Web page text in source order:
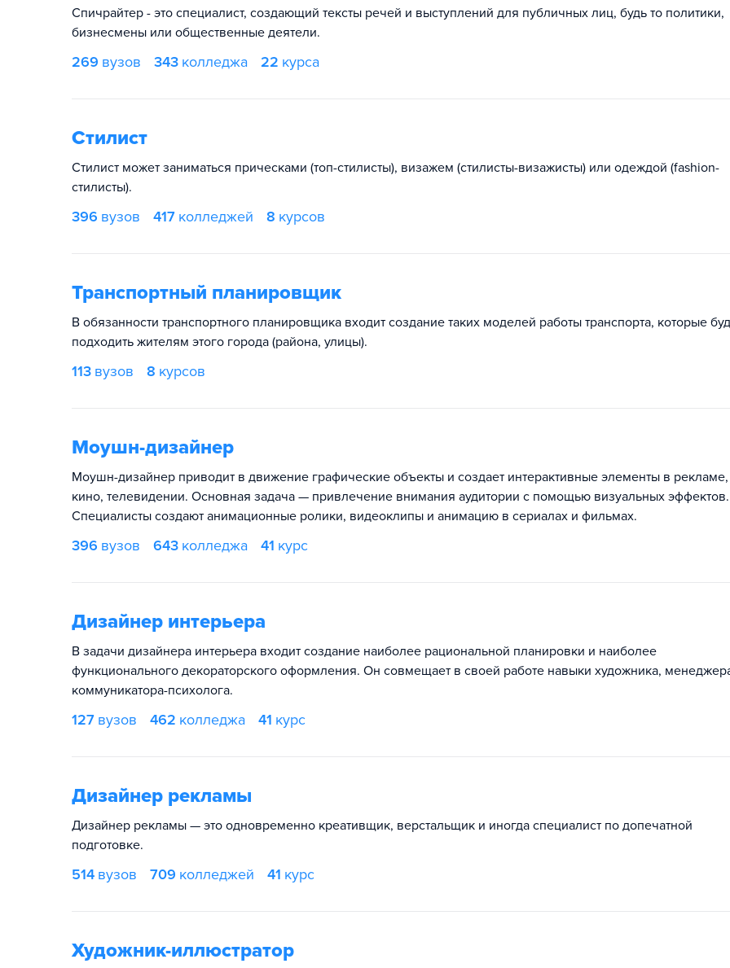
Спичрайтер - это специалист, создающий тексты речей и выступлений для публичных лиц, будь то политики,
бизнесмены или общественные деятели.
269 вузов 343 колледжа 22 курса
Стилист
Стилист может заниматься прическами (топ-стилисты), визажем (стилисты-визажисты) или одеждой (fashion-
стилисты).
396 вузов 417 колледжей 8 курсов
Транспортный планировщик
В обязанности транспортного планировщика входит создание таких моделей работы транспорта, которые
подходить жителям этого города (района, улицы).
113 вузов 8 курсов
Моушн-дизайнер
Моушн-дизайнер приводит в движение графические объекты и создает интерактивные элементы в рекламе,
кино, телевидении. Основная задача — привлечение внимания аудитории с помощью визуальных эффектов.
Специалисты создают анимационные ролики, видеоклипы и анимацию в сериалах и фильмах.
396 вузов 643 колледжа 41 курс
Дизайнер интерьера
В задачи дизайнера интерьера входит создание наиболее рациональной планировки и наиболее
функционального декораторского оформления. Он совмещает в своей работе навыки художника,
коммуникатора-психолога.
127 вузов 462 колледжа 41 курс
Дизайнер рекламы
Дизайнер рекламы — это одновременно креативщик, верстальщик и иногда специалист по допечатной
подготовке.
514 вузов 709 колледжей 41 курс
Художник-иллюстратор